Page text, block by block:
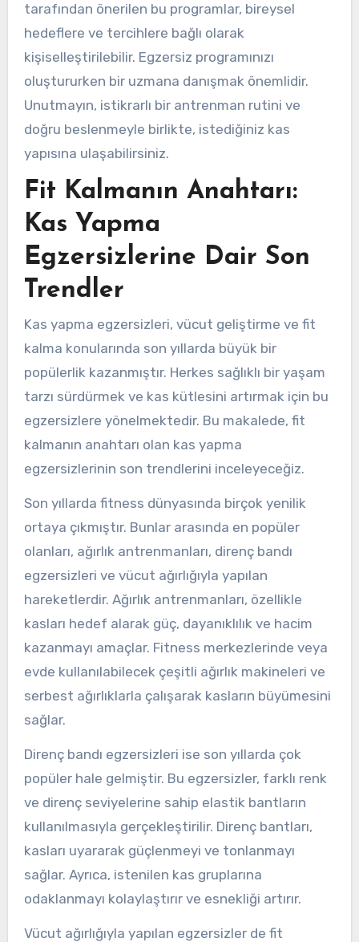
tarafından önerilen bu programlar, bireysel
hedeflere ve tercihlere bağlı olarak
kişiselleştirilebilir. Egzersiz programınızı
oluştururken bir uzmana danışmak önemlidir.
Unutmayın, istikrarlı bir antrenman rutini ve
doğru beslenmeyle birlikte, istediğiniz kas
yapısına ulaşabilirsiniz.
Fit Kalmanın Anahtarı:
Kas Yapma
Egzersizlerine Dair Son
Trendler
Kas yapma egzersizleri, vücut geliştirme ve fit
kalma konularında son yıllarda büyük bir
popülerlik kazanmıştır. Herkes sağlıklı bir yaşam
tarzı sürdürmek ve kas kütlesini artırmak için bu
egzersizlere yönelmektedir. Bu makalede, fit
kalmanın anahtarı olan kas yapma
egzersizlerinin son trendlerini inceleyeceğiz.
Son yıllarda fitness dünyasında birçok yenilik
ortaya çıkmıştır. Bunlar arasında en popüler
olanları, ağırlık antrenmanları, direnç bandı
egzersizleri ve vücut ağırlığıyla yapılan
hareketlerdir. Ağırlık antrenmanları, özellikle
kasları hedef alarak güç, dayanıklılık ve hacim
kazanmayı amaçlar. Fitness merkezlerinde veya
evde kullanılabilecek çeşitli ağırlık makineleri ve
serbest ağırlıklarla çalışarak kasların büyümesini
sağlar.
Direnç bandı egzersizleri ise son yıllarda çok
popüler hale gelmiştir. Bu egzersizler, farklı renk
ve direnç seviyelerine sahip elastik bantların
kullanılmasıyla gerçekleştirilir. Direnç bantları,
kasları uyararak güçlenmeyi ve tonlanmayı
sağlar. Ayrıca, istenilen kas gruplarına
odaklanmayı kolaylaştırır ve esnekliği artırır.
Vücut ağırlığıyla yapılan egzersizler de fit